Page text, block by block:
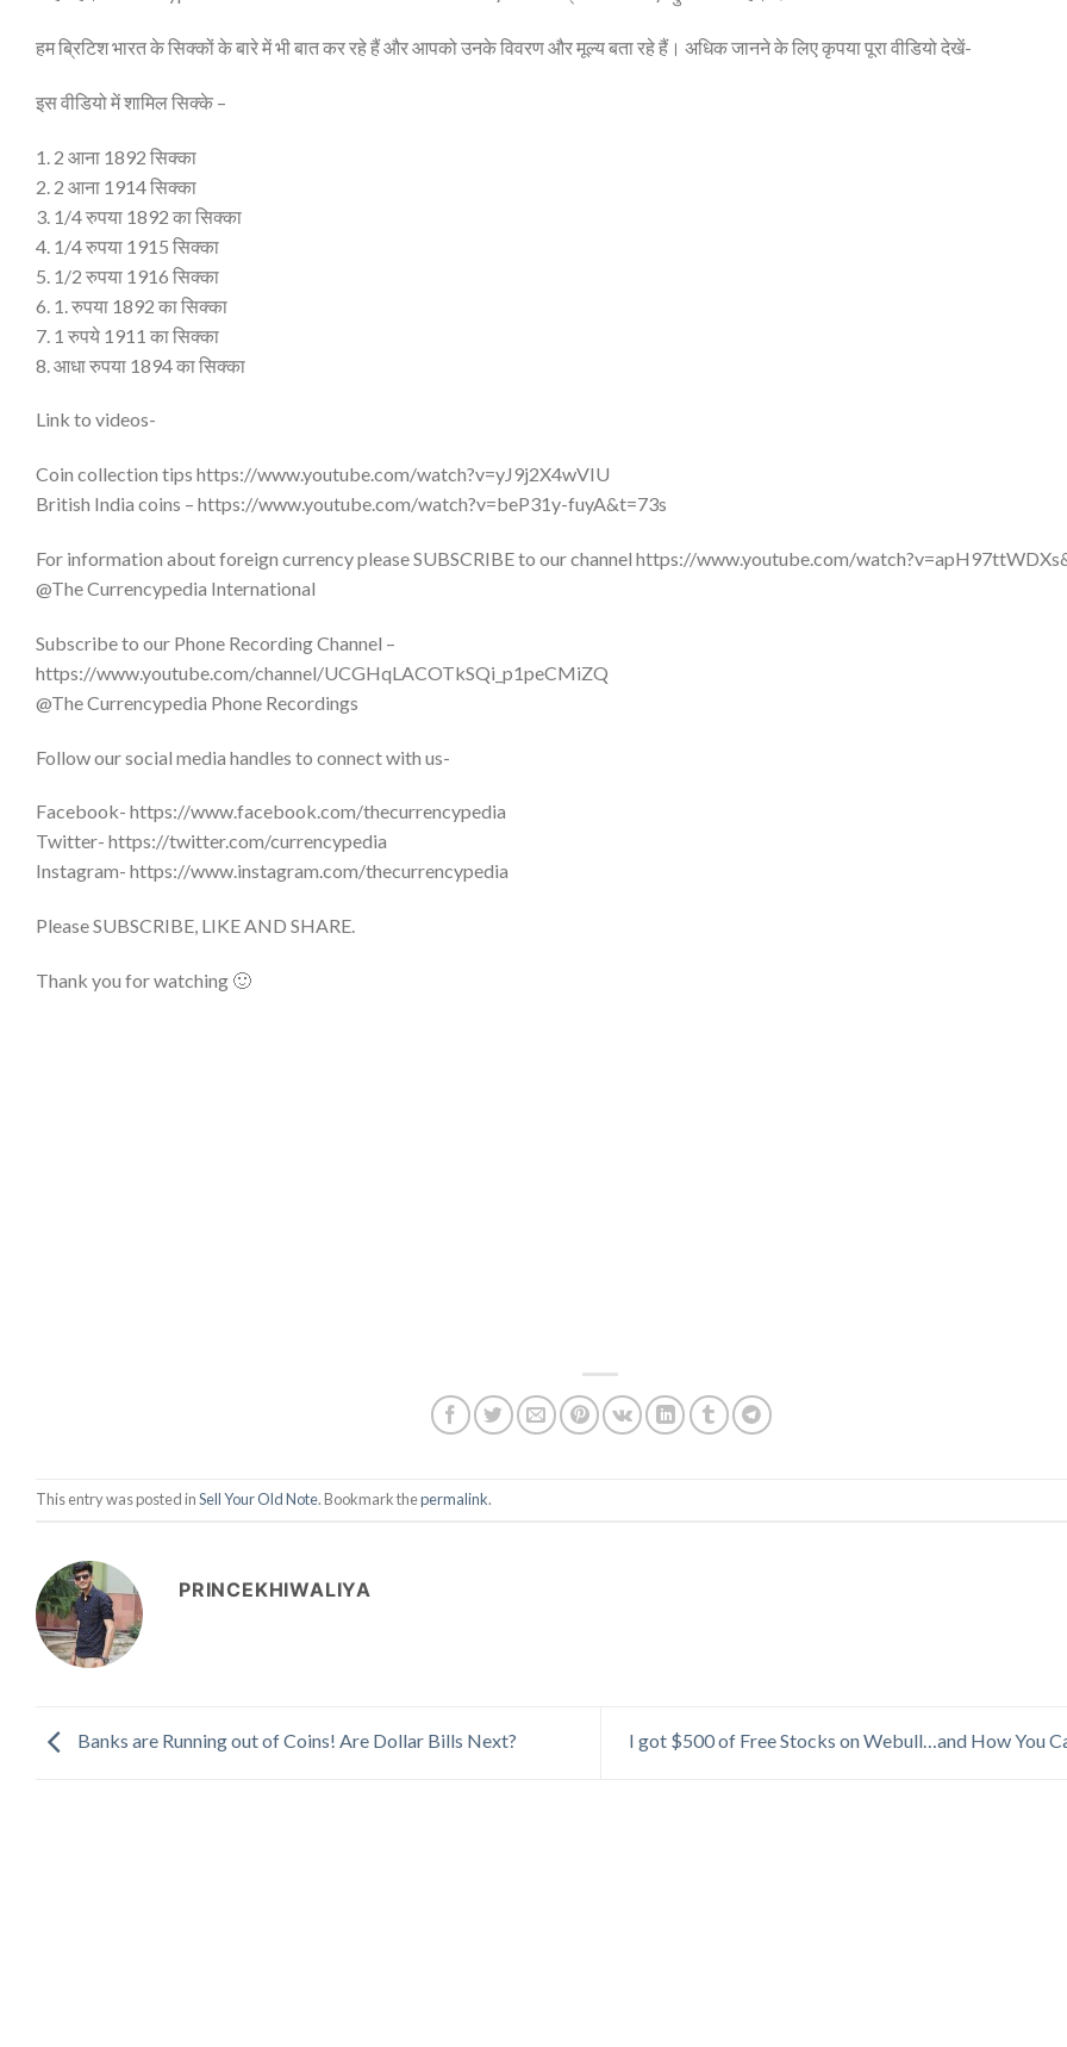
हम ब्रिटिश भारत के सिक्कों के बारे में भी बात कर रहे हैं और आपको उनके विवरण और मूल्य बता रहे हैं। अधिक जानने के लिए कृपया पूरा वीडियो देखें-
इस वीडियो में शामिल सिक्के –
1. 2 आना 1892 सिक्का
2. 2 आना 1914 सिक्का
3. 1/4 रुपया 1892 का सिक्का
4. 1/4 रुपया 1915 सिक्का
5. 1/2 रुपया 1916 सिक्का
6. 1. रुपया 1892 का सिक्का
7. 1 रुपये 1911 का सिक्का
8. आधा रुपया 1894 का सिक्का
Link to videos-
Coin collection tips https://www.youtube.com/watch?v=yJ9j2X4wVIU
British India coins – https://www.youtube.com/watch?v=beP31y-fuyA&t=73s
For information about foreign currency please SUBSCRIBE to our channel https://www.youtube.com/
@The Currencypedia International
Subscribe to our Phone Recording Channel –
https://www.youtube.com/channel/UCGHqLACOTkSQi_p1peCMiZQ
@The Currencypedia Phone Recordings
Follow our social media handles to connect with us-
Facebook- https://www.facebook.com/thecurrencypedia
Twitter- https://twitter.com/currencypedia
Instagram- https://www.instagram.com/thecurrencypedia
Please SUBSCRIBE, LIKE AND SHARE.
Thank you for watching 🙂
This entry was posted inSell Your Old Note. Bookmark thepermalink.
PRINCEKHIWALIYA
Banks are Running out of Coins! Are Dollar Bills Next? I got $500 of Free Stocks on Webull…and How You